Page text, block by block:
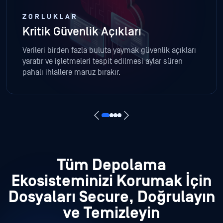
ZORLUKLAR
Kritik Güvenlik Açıkları
Verileri birden fazla buluta yaymak güvenlik açıkları
yaratır ve işletmeleri tespit edilmesi aylar süren
pahalı ihlallere maruz bırakır.
Tüm Depolama
Ekosisteminizi Korumak İçin
Dosyaları Secure, Doğrulayın
ve Temizleyin